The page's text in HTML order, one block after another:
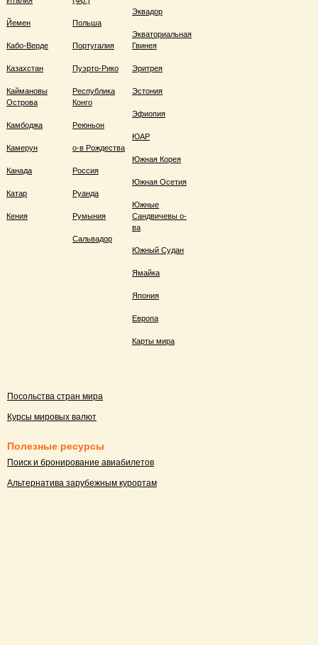
Йемен
Кабо-Верде
Казахстан
Каймановы
Острова
Камбоджа
Камерун
Канада
Катар
Кения
Польша
Португалия
Пуэрто-Рико
Республика
Конго
Реюньон
о-в Рождества
Россия
Руанда
Румыния
Сальвадор
Эквадор
Экваториальная
Гвинея
Эритрея
Эстония
Эфиопия
ЮАР
Южная Корея
Южная Осетия
Южные
Сандвичевы о-
ва
Южный Судан
Ямайка
Япония
Европа
Карты мира
Посольства стран мира
Курсы мировых валют
Полезные ресурсы
Поиск и бронирование авиабилетов
Альтернатива зарубежным курортам